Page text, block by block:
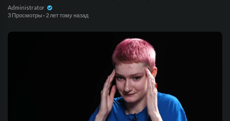
Administrator
3 Просмотры · 2 лет тому назад